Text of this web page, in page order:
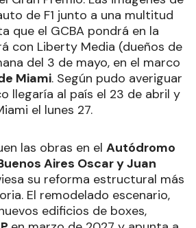
de F1 junto a una multitud
que el GCBA pondrá en la
con Liberty Media (dueños de
del 3 de mayo, en el marco
Miami. Según pudo averiguar
llegaría al país el 23 de abril y
el lunes 27.
las obras en el Autódromo
Aires Oscar y Juan
su reforma estructural más
El remodelado escenario,
edificios de boxes,